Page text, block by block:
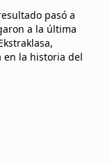
pasó a
a la última
en la historia del